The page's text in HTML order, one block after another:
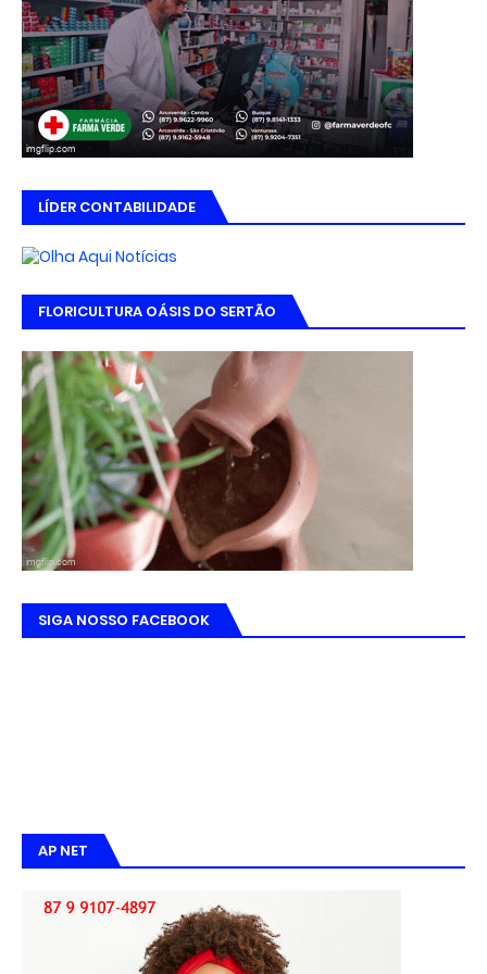
LÍDER CONTABILIDADE
FLORICULTURA OÁSIS DO SERTÃO
SIGA NOSSO FACEBOOK
AP NET